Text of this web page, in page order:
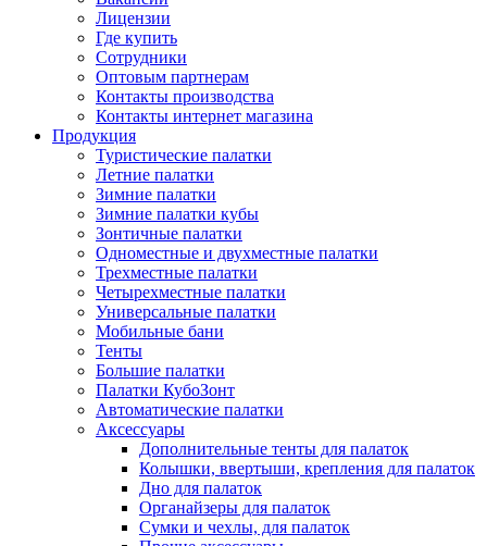
Лицензии
Где купить
Сотрудники
Оптовым партнерам
Контакты производства
Контакты интернет магазина
Продукция
Туристические палатки
Летние палатки
Зимние палатки
Зимние палатки кубы
Зонтичные палатки
Одноместные и двухместные палатки
Трехместные палатки
Четырехместные палатки
Универсальные палатки
Мобильные бани
Тенты
Большие палатки
Палатки КубоЗонт
Автоматические палатки
Аксессуары
Дополнительные тенты для палаток
Колышки, ввертыши, крепления для палаток
Дно для палаток
Органайзеры для палаток
Сумки и чехлы, для палаток